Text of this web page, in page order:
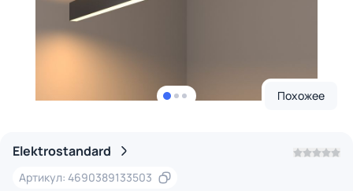
Похожее
Elektrostandard
Артикул: 4690389133503